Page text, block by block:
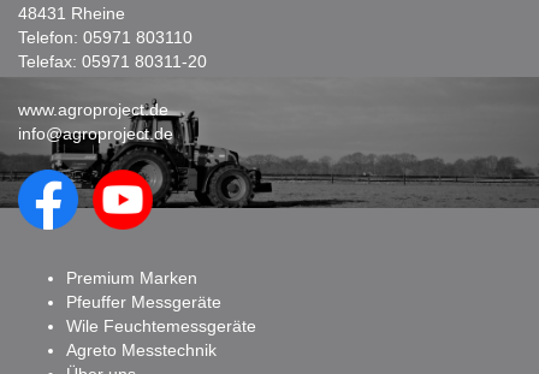
48431 Rheine
Telefon: 05971 803110
Telefax: 05971 80311-20
www.agroproject.de
info@agroproject.de
Premium Marken
Pfeuffer Messgeräte
Wile Feuchtemessgeräte
Agreto Messtechnik